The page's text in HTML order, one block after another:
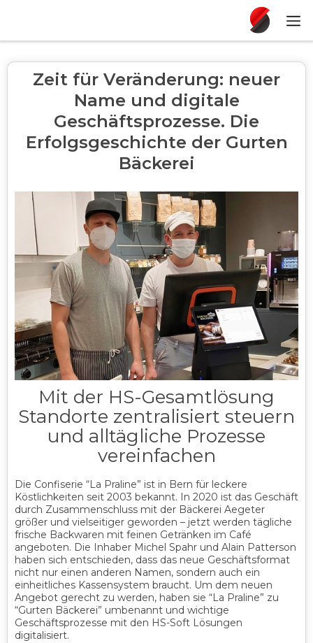
Zeit für Veränderung: neuer
Name und digitale
Geschäftsprozesse. Die
Erfolgsgeschichte der Gurten
Bäckerei
Mit der HS-Gesamtlösung
Standorte zentralisiert steuern
und alltägliche Prozesse
vereinfachen
Die Confiserie “La Praline” ist in Bern für leckere
Köstlichkeiten seit 2003 bekannt. In 2020 ist das Geschäft
durch Zusammenschluss mit der Bäckerei Aegeter
größer und vielseitiger geworden – jetzt werden tägliche
frische Backwaren mit feinen Getränken im Café
angeboten. Die Inhaber Michel Spahr und Alain Patterson
haben sich entschieden, dass das neue Geschäftsformat
nicht nur einen anderen Namen, sondern auch ein
einheitliches Kassensystem braucht. Um dem neuen
Angebot gerecht zu werden, haben sie “La Praline” zu
“Gurten Bäckerei” umbenannt und wichtige
Geschäftsprozesse mit den HS-Soft Lösungen
digitalisiert.